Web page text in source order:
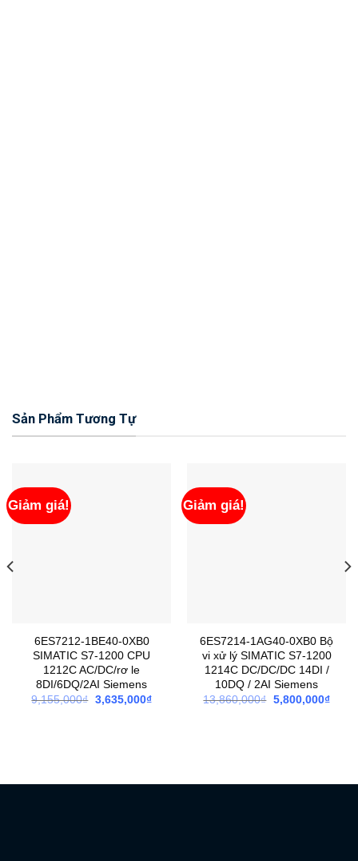
Sản Phẩm Tương Tự
Giảm giá!
6ES7212-1BE40-0XB0
SIMATIC S7-1200 CPU
1212C AC/DC/rơ le
8DI/6DQ/2AI Siemens
9,155,000₫ Giá
3,635,000₫Giá
Giảm giá!
6ES7214-1AG40-0XB0 Bộ
vi xử lý SIMATIC S7-1200
1214C DC/DC/DC 14DI /
10DQ / 2AI Siemens
13,860,000₫ Giá
5,800,000₫Giá